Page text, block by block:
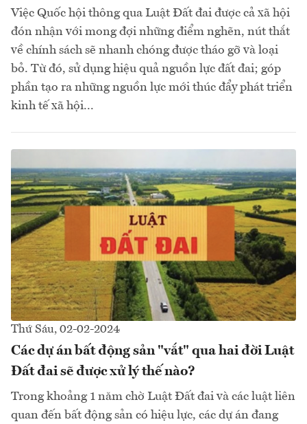
Việc Quốc hội thông qua Luật Đất đai được cả xã hội
đón nhận với mong đợi những điểm nghẽn, nút thắt
về chính sách sẽ nhanh chóng được tháo gỡ và loại
bỏ. Từ đó, sử dụng hiệu quả nguồn lực đất đai; góp
phần tạo ra những nguồn lực mới thúc đẩy phát triển
kinh tế xã hội...
Thứ Sáu, 02-02-2024
Các dự án bất động sản "vắt" qua hai đời Luật
Đất đai sẽ được xử lý thế nào?
Trong khoảng 1 năm chờ Luật Đất đai và các luật liên
quan đến bất động sản có hiệu lực, các dự án đang